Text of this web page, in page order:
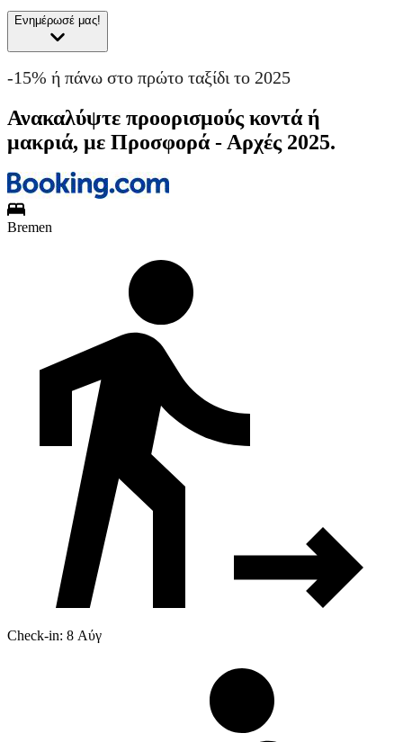
Ενημέρωσέ μας!
-15% ή πάνω στο πρώτο ταξίδι το 2025
Ανακαλύψτε προορισμούς κοντά ή
μακριά, με Προσφορά - Αρχές 2025.
Bremen
Check-in: 8 Αύγ